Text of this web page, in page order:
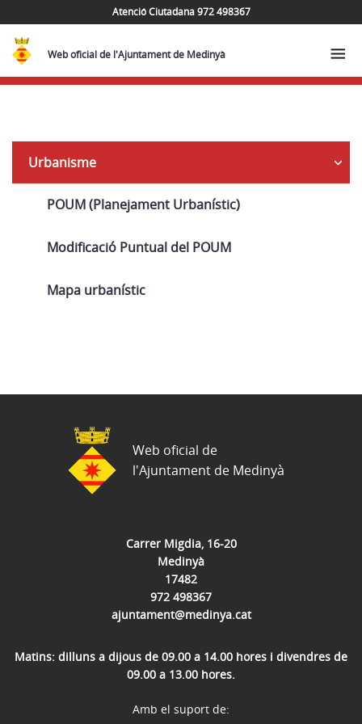
Atenció Ciutadana 972 498367
Web oficial de l'Ajuntament de Medinyà
Navega
Urbanisme
POUM (Planejament Urbanístic)
Modificació Puntual del POUM
Mapa urbanístic
Carrer Migdia, 16-20
Medinyà
17482
972 498367
ajuntament@medinya.cat
Matins: dilluns a dijous de 09.00 a 14.00 hores i divendres de
09.00 a 13.00 hores.
Web oficial de
l'Ajuntament de Medinyà
Amb el suport de: